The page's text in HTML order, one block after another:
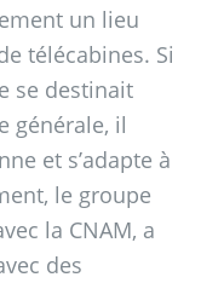
un lieu
télécabines. Si
se destinait
générale, il
et s’adapte à
le groupe
la CNAM, a
des